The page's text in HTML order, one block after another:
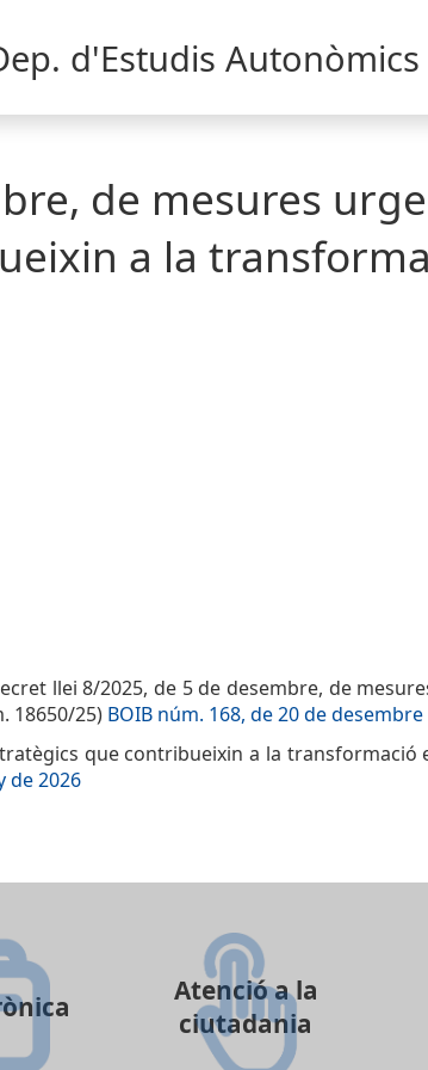
d'Estudis Autonòmics
de mesures
a la
llei 8/2025, de 5 de desembre, de
18650/25) BOIB núm. 168, de 20 de
que contribueixin a la
de 2026
Atenció a la
ciutadania